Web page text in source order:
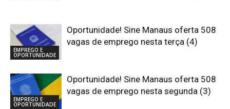
EMPREGO E
OPORTUNIDADE
Oportunidade! Sine Manaus oferta 508
vagas de emprego nesta terça (4)
EMPREGO E
OPORTUNIDADE
Oportunidade! Sine Manaus oferta 508
vagas de emprego nesta segunda (3)